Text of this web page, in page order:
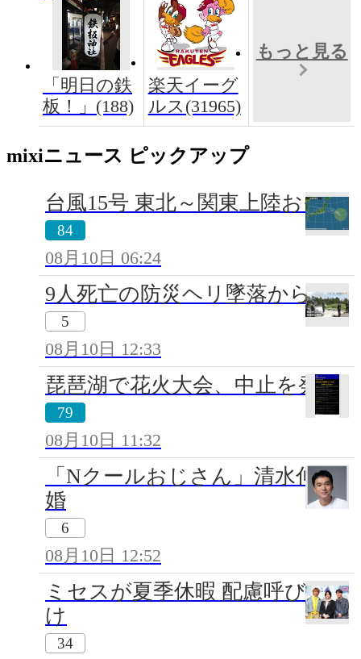
「明日の鉄
板！」(188)
楽天イーグ
ルス(31965)
もっと見る
mixiニュース ピックアップ
台風15号 東北～関東上陸おそれ
84
08月10日 06:24
9人死亡の防災ヘリ墜落から8年
5
08月10日 12:33
琵琶湖で花火大会、中止を発表
79
08月10日 11:32
「Nクールおじさん」清水伸結
婚
6
08月10日 12:52
ミセスが夏季休暇 配慮呼びか
け
34